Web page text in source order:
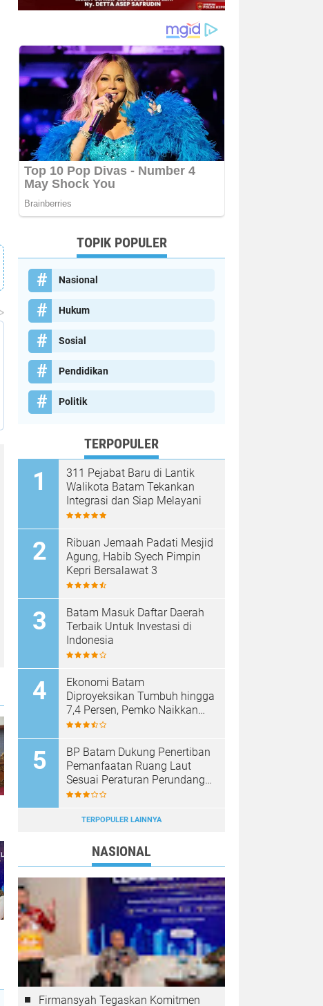
TOPIK POPULER
Nasional
Hukum
Sosial
Pendidikan
Politik
TERPOPULER
311 Pejabat Baru di Lantik
Walikota Batam Tekankan
Integrasi dan Siap Melayani
Ribuan Jemaah Padati Mesjid
Agung, Habib Syech Pimpin
Kepri Bersalawat 3
Batam Masuk Daftar Daerah
Terbaik Untuk Investasi di
Indonesia
Ekonomi Batam
Diproyeksikan Tumbuh hingga
7,4 Persen, Pemko Naikkan
Target Pendapatan Daerah
BP Batam Dukung Penertiban
Pemanfaatan Ruang Laut
Sesuai Peraturan Perundang-
Undangan
TERPOPULER LAINNYA
NASIONAL
Firmansyah Tegaskan Komitmen